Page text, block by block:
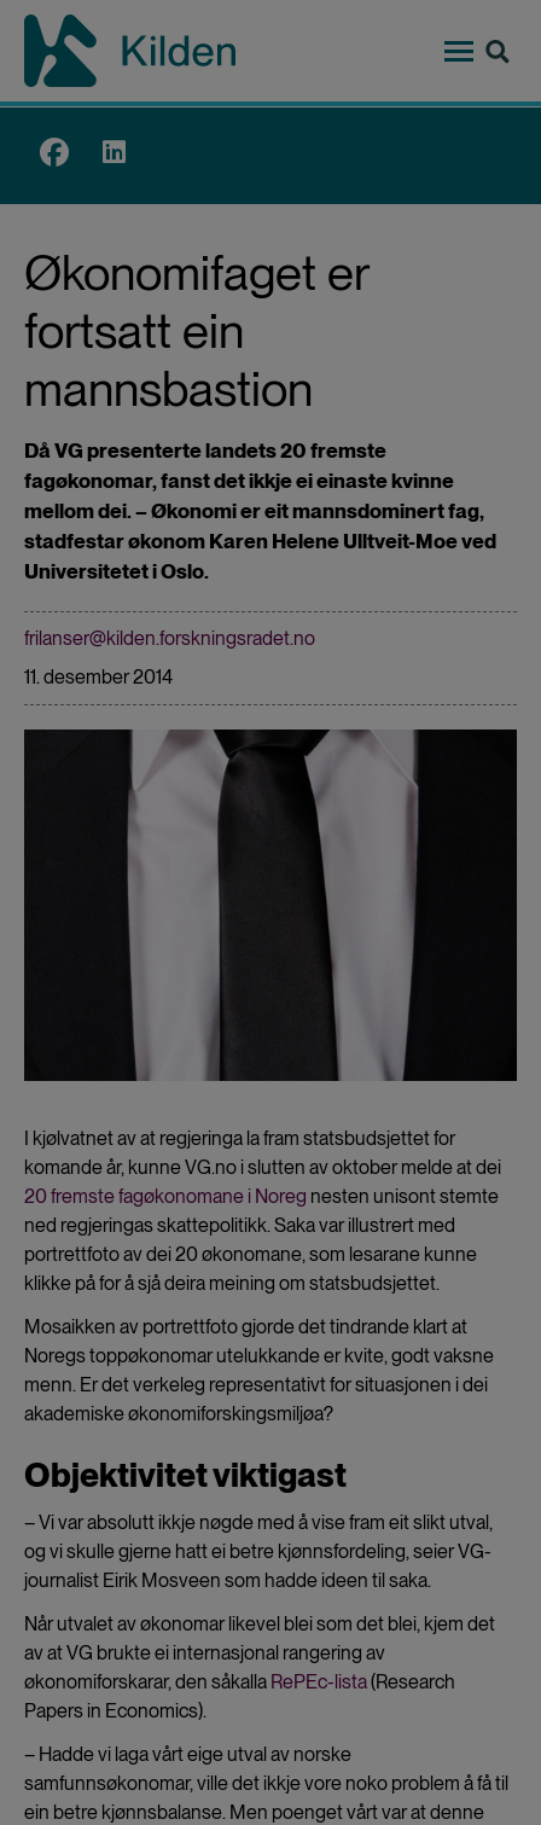
Hopp
hovedinnhold
Top
Økonomifaget er
fortsatt ein
mannsbastion
Då VG presenterte landets 20 fremste
fagøkonomar, fanst det ikkje ei einaste kvinne
mellom dei. – Økonomi er eit mannsdominert fag,
stadfestar økonom Karen Helene Ulltveit-Moe ved
Universitetet i Oslo.
frilanser@kilden.forskningsradet.no
11. desember 2014
I kjølvatnet av at regjeringa la fram statsbudsjettet for
komande år, kunne VG.no i slutten av oktober melde at dei
20 fremste fagøkonomane i Noreg nesten unisont stemte
ned regjeringas skattepolitikk. Saka var illustrert med
portrettfoto av dei 20 økonomane, som lesarane kunne
klikke på for å sjå deira meining om statsbudsjettet.
Mosaikken av portrettfoto gjorde det tindrande klart at
Noregs toppøkonomar utelukkande er kvite, godt vaksne
menn. Er det verkeleg representativt for situasjonen i dei
akademiske økonomiforskingsmiljøa?
Objektivitet viktigast
– Vi var absolutt ikkje nøgde med å vise fram eit slikt utval,
og vi skulle gjerne hatt ei betre kjønnsfordeling, seier VG-
journalist Eirik Mosveen som hadde ideen til saka.
Når utvalet av økonomar likevel blei som det blei, kjem det
av at VG brukte ei internasjonal rangering av
økonomiforskarar, den såkalla RePEc-lista(Research
Papers in Economics).
– Hadde vi laga vårt eige utval av norske
samfunnsøkonomar, ville det ikkje vore noko problem å få til
ein betre kjønnsbalanse. Men poenget vårt var at denne